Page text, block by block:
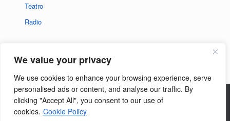
We value your privacy
We use cookies to enhance your browsing experience, serve
personalised ads or content, and analyse our traffic. By
clicking "Accept All", you consent to our use of
cookies. Cookie Policy
Teatro
Radio
Privacy policy del sito|Informativa sui cookie